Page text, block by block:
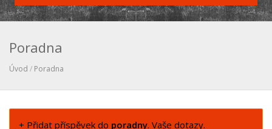
Poradna
Úvod / Poradna
+ Přidat příspěvek do poradny. Vaše dotazy.